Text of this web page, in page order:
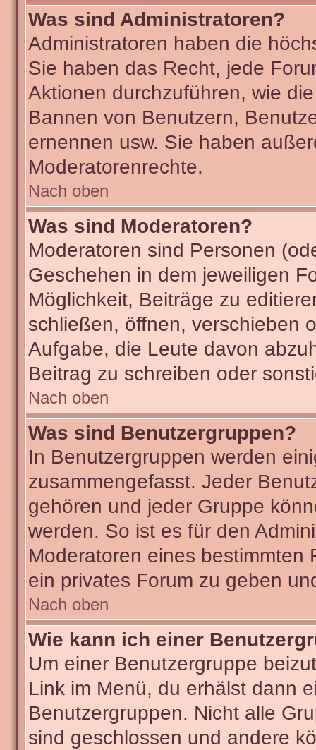
Was sind Administratoren?
Administratoren haben die
Sie haben das Recht, jede
Aktionen durchzuführen, wie
Bannen von Benutzern,
ernennen usw. Sie haben
Moderatorenrechte.
Nach oben
Was sind Moderatoren?
Moderatoren sind Personen
Geschehen in dem jeweiligen
Möglichkeit, Beiträge zu
schließen, öffnen, verschieben
Aufgabe, die Leute davon
Beitrag zu schreiben oder
Nach oben
Was sind Benutzergruppen?
In Benutzergruppen werden
zusammengefasst. Jeder
gehören und jeder Gruppe
werden. So ist es für den
Moderatoren eines bestimmten
ein privates Forum zu geben
Nach oben
Wie kann ich einer
Um einer Benutzergruppe
Link im Menü, du erhälst dann
Benutzergruppen. Nicht alle
sind geschlossen und andere